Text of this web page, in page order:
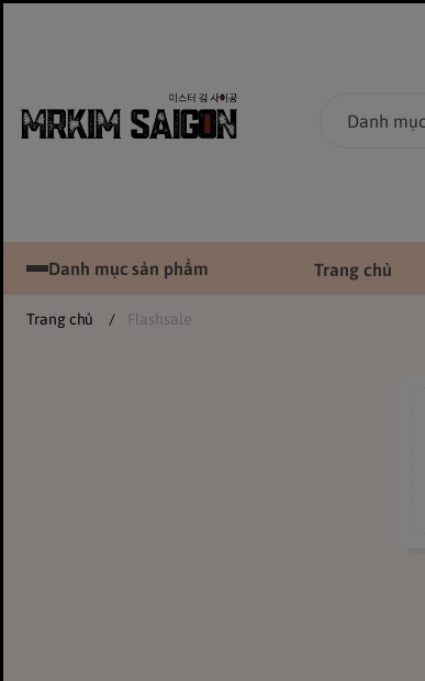
Danh mục sản phẩm Trang chủ
Trang chủ / Flashsale